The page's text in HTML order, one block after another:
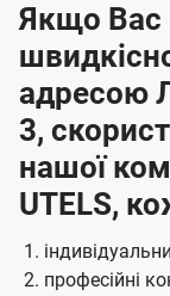
Якщо Вас
адресою
3,
нашої
UTELS,
професійні